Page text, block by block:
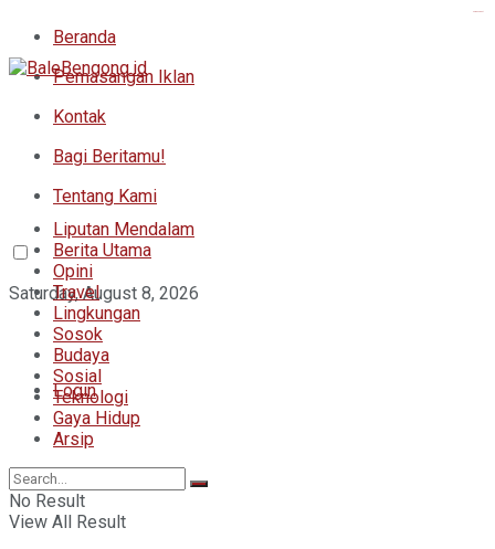
Beranda
Pemasangan Iklan
Kontak
Bagi Beritamu!
Tentang Kami
Saturday, August 8, 2026
Login
Liputan Mendalam
Berita Utama
Opini
Travel
Lingkungan
Sosok
Budaya
Sosial
Teknologi
Gaya Hidup
Arsip
No Result
View All Result